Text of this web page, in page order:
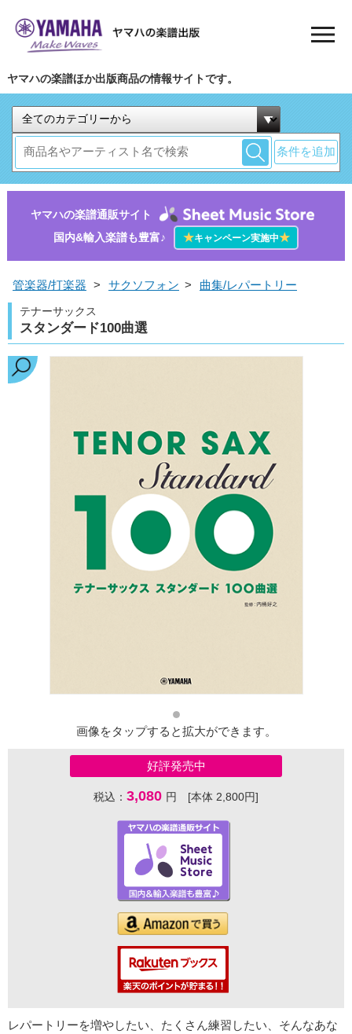
ヤマハの楽譜ほか出版商品の情報サイトです。
条件を追加
ヤマハの楽譜通販サイト
国内&輸入楽譜も豊富♪
★キャンペーン実施中★
管楽器/打楽器 > サクソフォン > 曲集/レパートリー
テナーサックス
スタンダード100曲選
画像をタップすると拡大ができます。
好評発売中
税込： 3,080 円 [本体 2,800円]
レパートリーを増やしたい、たくさん練習したい、そんなあな